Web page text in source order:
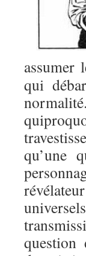
assumer
qui
qu’une
question